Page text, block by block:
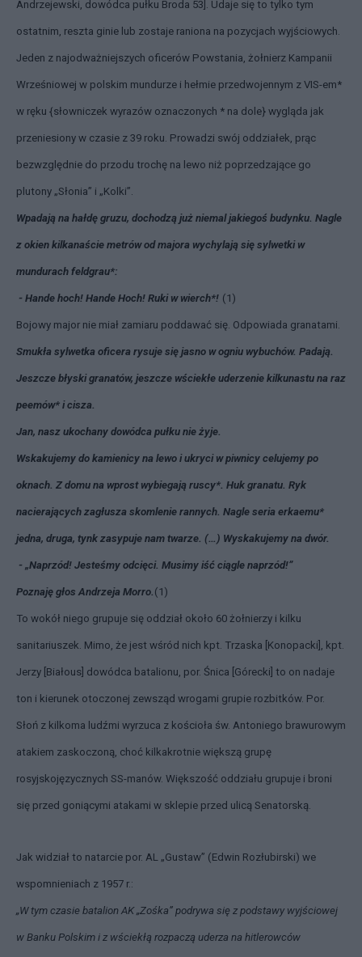
Andrzejewski, dowódca pułku Broda 53]. Udaje się to tylko tym
ostatnim, reszta ginie lub zostaje raniona na pozycjach wyjściowych.
Jeden z najodważniejszych oficerów Powstania, żołnierz Kampanii
Wrześniowej w polskim mundurze i hełmie przedwojennym z VIS-em*
w ręku {słowniczek wyrazów oznaczonych * na dole} wygląda jak
przeniesiony w czasie z 39 roku. Prowadzi swój oddziałek, prąc
bezwzględnie do przodu trochę na lewo niż poprzedzające go
plutony „Słonia” i „Kolki”.
Wpadają na hałdę gruzu, dochodzą już niemal jakiegoś budynku. Nagle
z okien kilkanaście metrów od majora wychylają się sylwetki w
mundurach feldgrau*:
- Hande hoch! Hande Hoch! Ruki w wierch*! (1)
Bojowy major nie miał zamiaru poddawać się. Odpowiada granatami.
Smukła sylwetka oficera rysuje się jasno w ogniu wybuchów. Padają.
Jeszcze błyski granatów, jeszcze wściekłe uderzenie kilkunastu na raz
peemów* i cisza.
Jan, nasz ukochany dowódca pułku nie żyje.
Wskakujemy do kamienicy na lewo i ukryci w piwnicy celujemy po
oknach. Z domu na wprost wybiegają ruscy*. Huk granatu. Ryk
nacierających zagłusza skomlenie rannych. Nagle seria erkaemu*
jedna, druga, tynk zasypuje nam twarze. (…) Wyskakujemy na dwór.
- „Naprzód! Jesteśmy odcięci. Musimy iść ciągle naprzód!”
Poznaję głos Andrzeja Morro. (1)
To wokół niego grupuje się oddział około 60 żołnierzy i kilku
sanitariuszek. Mimo, że jest wśród nich kpt. Trzaska [Konopacki], kpt.
Jerzy [Białous] dowódca batalionu, por. Śnica [Górecki] to on nadaje
ton i kierunek otoczonej zewsząd wrogami grupie rozbitków. Por.
Słoń z kilkoma ludźmi wyrzuca z kościoła św. Antoniego brawurowym
atakiem zaskoczoną, choć kilkakrotnie większą grupę
rosyjskojęzycznych SS-manów. Większość oddziału grupuje i broni
się przed goniącymi atakami w sklepie przed ulicą Senatorską.
Jak widział to natarcie por. AL „Gustaw” (Edwin Rozłubirski) we
wspomnieniach z 1957 r.:
„W tym czasie batalion AK „Zośka” podrywa się z podstawy wyjściowej
w Banku Polskim i z wściekłą rozpaczą uderza na hitlerowców